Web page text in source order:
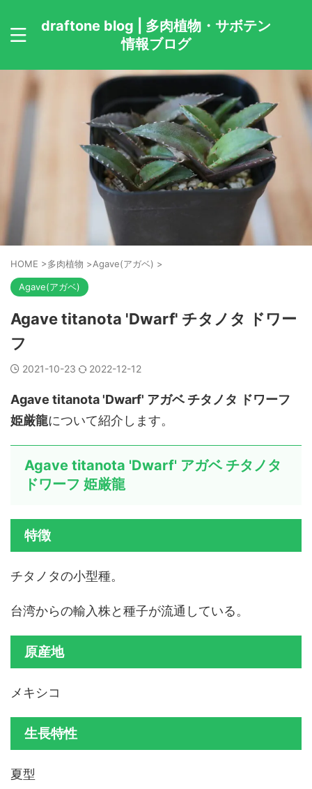
draftone blog | 多肉植物・サボテン
情報ブログ
HOME >多肉植物 >Agave(アガベ) >
Agave(アガベ)
Agave titanota 'Dwarf' チタノタ ドワー
フ
2021-10-23 2022-12-12
Agave titanota 'Dwarf' アガベ チタノタ ドワーフ
姫厳龍について紹介します。
Agave titanota 'Dwarf' アガベ チタノタ
ドワーフ 姫厳龍
特徴
チタノタの小型種。
台湾からの輸入株と種子が流通している。
原産地
メキシコ
生長特性
夏型